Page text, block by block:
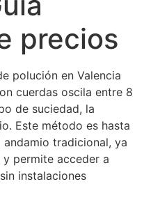
precios
polución en Valencia
cuerdas oscila entre 8
de suciedad, la
Este método es hasta
tradicional, ya
permite acceder a
instalaciones